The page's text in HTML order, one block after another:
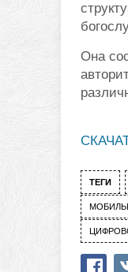
Она
ТЕГИ